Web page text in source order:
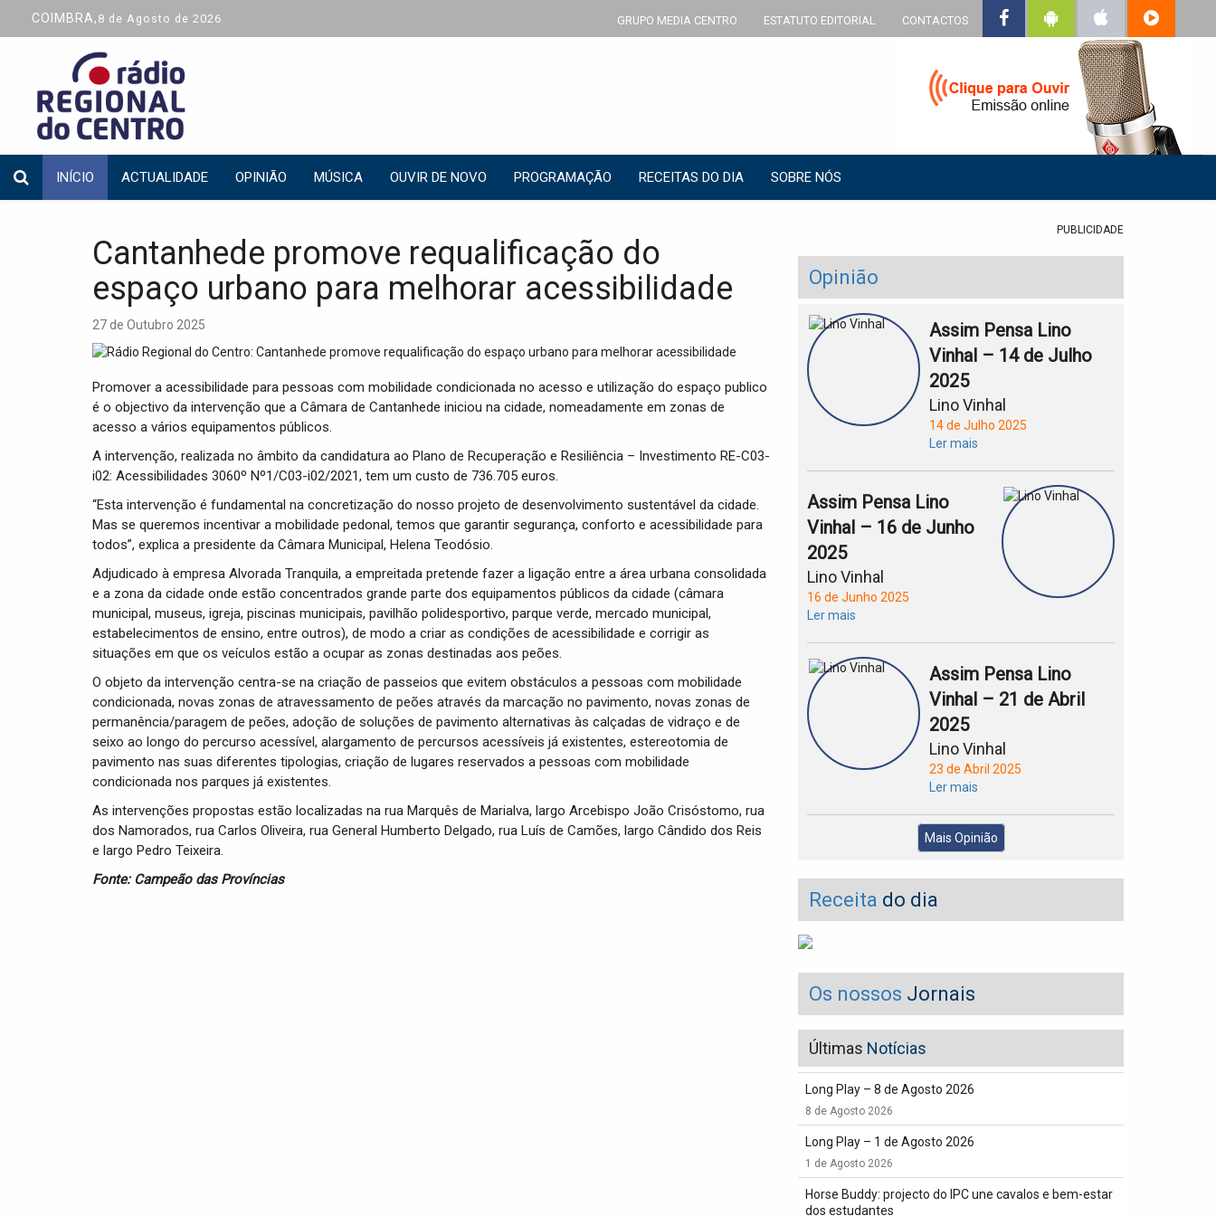
COIMBRA, 8 de Agosto de 2026 GRUPO MEDIA CENTRO ESTATUTO EDITORIAL CONTACTOS
INÍCIO ACTUALIDADE OPINIÃO MÚSICA OUVIR DE NOVO PROGRAMAÇÃO RECEITAS DO DIA SOBRE NÓS
Cantanhede promove requalificação do
espaço urbano para melhorar acessibilidade
27 de Outubro 2025
Promover a acessibilidade para pessoas com mobilidade condicionada no acesso e utilização do espaço publico
é o objectivo da intervenção que a Câmara de Cantanhede iniciou na cidade, nomeadamente em zonas de
acesso a vários equipamentos públicos.
A intervenção, realizada no âmbito da candidatura ao Plano de Recuperação e Resiliência – Investimento RE-C03-
i02: Acessibilidades 3060º Nº1/C03-i02/2021, tem um custo de 736.705 euros.
“Esta intervenção é fundamental na concretização do nosso projeto de desenvolvimento sustentável da cidade.
Mas se queremos incentivar a mobilidade pedonal, temos que garantir segurança, conforto e acessibilidade para
todos”, explica a presidente da Câmara Municipal, Helena Teodósio.
Adjudicado à empresa Alvorada Tranquila, a empreitada pretende fazer a ligação entre a área urbana consolidada
e a zona da cidade onde estão concentrados grande parte dos equipamentos públicos da cidade (câmara
municipal, museus, igreja, piscinas municipais, pavilhão polidesportivo, parque verde, mercado municipal,
estabelecimentos de ensino, entre outros), de modo a criar as condições de acessibilidade e corrigir as
situações em que os veículos estão a ocupar as zonas destinadas aos peões.
O objeto da intervenção centra-se na criação de passeios que evitem obstáculos a pessoas com mobilidade
condicionada, novas zonas de atravessamento de peões através da marcação no pavimento, novas zonas de
permanência/paragem de peões, adoção de soluções de pavimento alternativas às calçadas de vidraço e de
seixo ao longo do percurso acessível, alargamento de percursos acessíveis já existentes, estereotomia de
pavimento nas suas diferentes tipologias, criação de lugares reservados a pessoas com mobilidade
condicionada nos parques já existentes.
As intervenções propostas estão localizadas na rua Marquês de Marialva, largo Arcebispo João Crisóstomo, rua
dos Namorados, rua Carlos Oliveira, rua General Humberto Delgado, rua Luís de Camões, largo Cândido dos Reis
e largo Pedro Teixeira.
Fonte: Campeão das Províncias
PUBLICIDADE
Opinião
Assim Pensa Lino
Vinhal – 14 de Julho
2025
Lino Vinhal
14 de Julho 2025
Ler mais
Assim Pensa Lino
Vinhal – 16 de Junho
2025
Lino Vinhal
16 de Junho 2025
Ler mais
Assim Pensa Lino
Vinhal – 21 de Abril
2025
Lino Vinhal
23 de Abril 2025
Ler mais
Mais Opinião
Receita do dia
Os nossos Jornais
Últimas Notícias
Long Play – 8 de Agosto 2026
8 de Agosto 2026
Long Play – 1 de Agosto 2026
1 de Agosto 2026
Horse Buddy: projecto do IPC une cavalos e bem-estar
dos estudantes